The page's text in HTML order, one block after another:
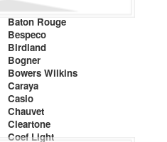
Baton Rouge
Bespeco
Birdland
Bogner
Bowers Wilkins
Caraya
Casio
Chauvet
Cleartone
Coef Light